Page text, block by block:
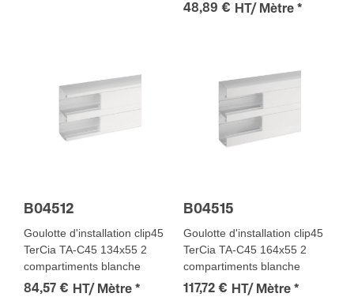
48,89 € HT/ Mètre *
B04512
Goulotte d'installation clip45
TerCia TA-C45 134x55 2
compartiments blanche
84,57 € HT/ Mètre *
B04515
Goulotte d'installation clip45
TerCia TA-C45 164x55 2
compartiments blanche
117,72 € HT/ Mètre *